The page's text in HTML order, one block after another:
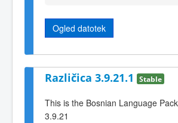
Ogled datotek
Različica 3.9.21.1 Stable
This is the Bosnian Language
3.9.21